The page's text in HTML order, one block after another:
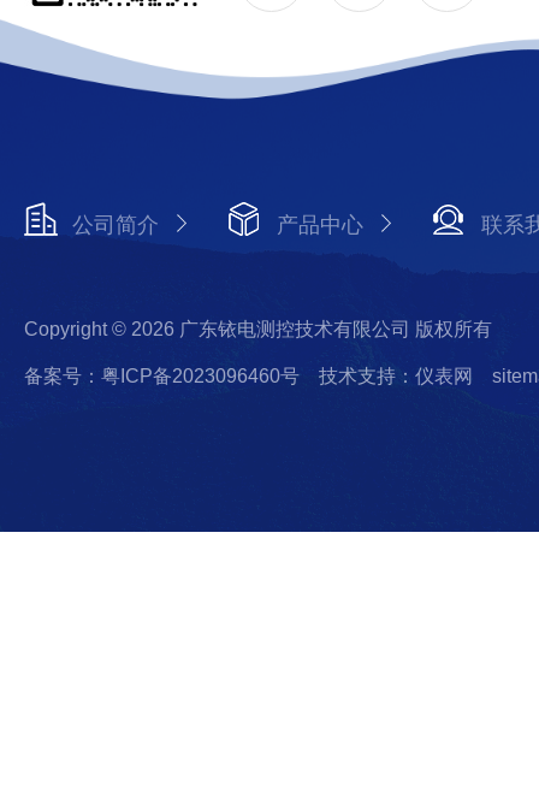
公司简介 产品中心 联系
Copyright © 2026 广东铱电测控技术有限公司 版权所有
备案号：粤ICP备2023096460号 技术支持：仪表网